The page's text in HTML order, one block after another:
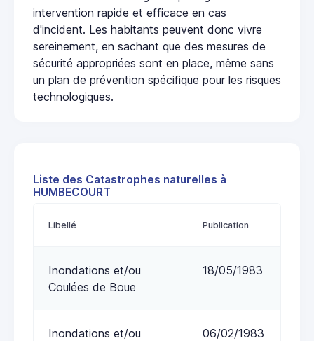
intervention rapide et efficace en cas
d'incident. Les habitants peuvent donc vivre
sereinement, en sachant que des mesures de
sécurité appropriées sont en place, même sans
un plan de prévention spécifique pour les risques
technologiques.
Liste des Catastrophes naturelles à
HUMBECOURT
Libellé Publication
Inondations et/ou
Coulées de Boue
18/05/1983
Inondations et/ou
06/02/1983